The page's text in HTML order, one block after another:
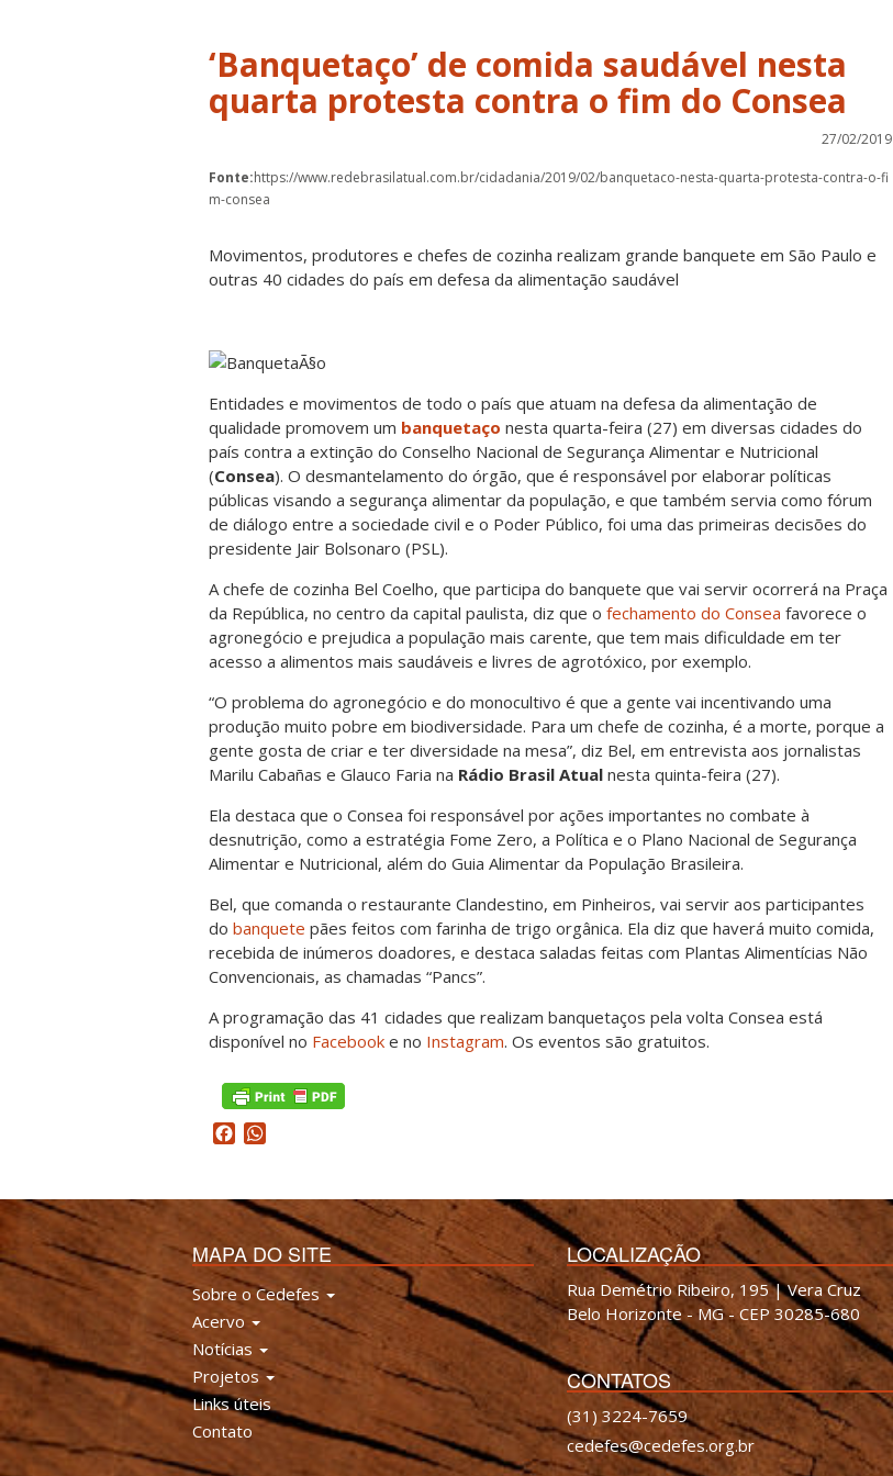
‘Banquetaço’ de comida saudável nesta
quarta protesta contra o fim do Consea
27/02/2019
Fonte:https://www.redebrasilatual.com.br/cidadania/2019/02/banquetaco-nesta-quarta-protesta-contra-o-fi
m-consea
Movimentos, produtores e chefes de cozinha realizam grande banquete em São Paulo e
outras 40 cidades do país em defesa da alimentação saudável
Entidades e movimentos de todo o país que atuam na defesa da alimentação de
qualidade promovem um banquetaço nesta quarta-feira (27) em diversas cidades do
país contra a extinção do Conselho Nacional de Segurança Alimentar e Nutricional
(Consea). O desmantelamento do órgão, que é responsável por elaborar políticas
públicas visando a segurança alimentar da população, e que também servia como fórum
de diálogo entre a sociedade civil e o Poder Público, foi uma das primeiras decisões do
presidente Jair Bolsonaro (PSL).
A chefe de cozinha Bel Coelho, que participa do banquete que vai servir ocorrerá na Praça
da República, no centro da capital paulista, diz que o fechamento do Consea favorece o
agronegócio e prejudica a população mais carente, que tem mais dificuldade em ter
acesso a alimentos mais saudáveis e livres de agrotóxico, por exemplo.
“O problema do agronegócio e do monocultivo é que a gente vai incentivando uma
produção muito pobre em biodiversidade. Para um chefe de cozinha, é a morte, porque a
gente gosta de criar e ter diversidade na mesa”, diz Bel, em entrevista aos jornalistas
Marilu Cabañas e Glauco Faria na Rádio Brasil Atual nesta quinta-feira (27).
Ela destaca que o Consea foi responsável por ações importantes no combate à
desnutrição, como a estratégia Fome Zero, a Política e o Plano Nacional de Segurança
Alimentar e Nutricional, além do Guia Alimentar da População Brasileira.
Bel, que comanda o restaurante Clandestino, em Pinheiros, vai servir aos participantes
do banquete pães feitos com farinha de trigo orgânica. Ela diz que haverá muito comida,
recebida de inúmeros doadores, e destaca saladas feitas com Plantas Alimentícias Não
Convencionais, as chamadas “Pancs”.
A programação das 41 cidades que realizam banquetaços pela volta Consea está
disponível no Facebook e no Instagram. Os eventos são gratuitos.
Facebook
MAPA DO SITE
Sobre o Cedefes
Acervo
Notícias
Projetos
Links úteis
Contato
LOCALIZAÇÃO
Rua Demétrio Ribeiro, 195 | Vera Cruz
Belo Horizonte - MG - CEP 30285-680
CONTATOS
(31) 3224-7659
cedefes@cedefes.org.br